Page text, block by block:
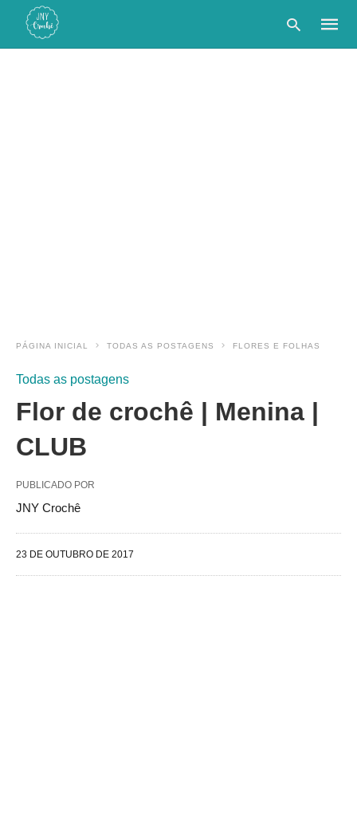
PÁGINA INICIAL TODAS AS POSTAGENS FLORES E FOLHAS
Todas as postagens
Flor de crochê | Menina |
CLUB
PUBLICADO POR
JNY Crochê
23 DE OUTUBRO DE 2017